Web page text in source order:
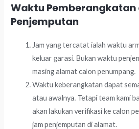
Waktu Pemberangkatan
Penjemputan
Jam yang tercatat ialah waktu
keluar garasi. Bukan waktu
masing alamat calon penumpang.
Waktu keberangkatan dapat
atau awalnya. Tetapi team kami
akan lakukan verifikasi ke calon
jam penjemputan di alamat.